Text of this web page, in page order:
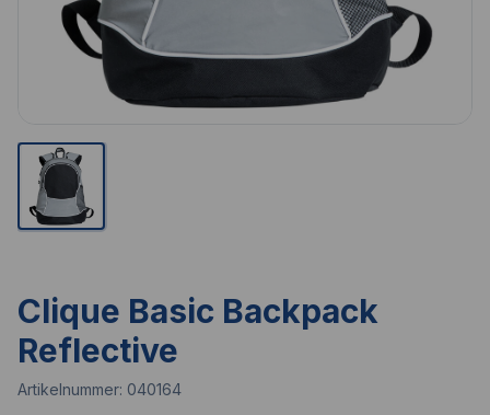
Clique Basic Backpack
Reflective
Artikelnummer: 040164